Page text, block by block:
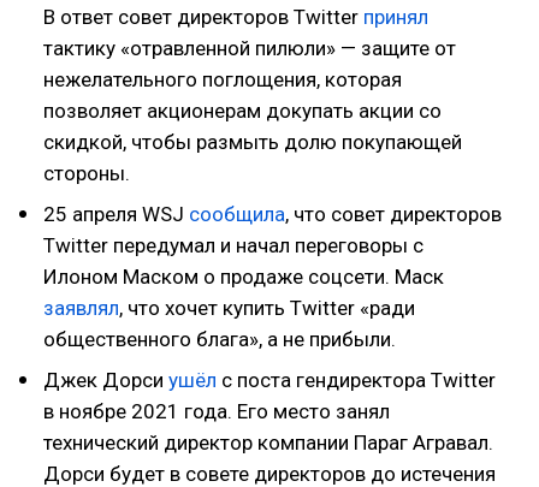
В ответ совет директоров Twitter принял
тактику «отравленной пилюли» — защите от
нежелательного поглощения, которая
позволяет акционерам докупать акции со
скидкой, чтобы размыть долю покупающей
стороны.
25 апреля WSJ сообщила, что совет директоров
Twitter передумал и начал переговоры с
Илоном Маском о продаже соцсети. Маск
заявлял, что хочет купить Twitter «ради
общественного блага», а не прибыли.
Джек Дорси ушёл с поста гендиректора Twitter
в ноябре 2021 года. Его место занял
технический директор компании Параг Агравал.
Дорси будет в совете директоров до истечения